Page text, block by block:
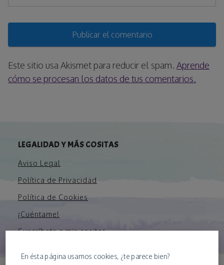
Este sitio usa Akismet para reducir el spam. Aprende
cómo se procesan los datos de tus comentarios.
LEGALIDAD Y MÁS COSITAS
Aviso Legal
Política de Privacidad
Política de Cookies
¡Cuéntame!
Suscríbete a mis cositas
En ésta página usamos cookies, ¿te parece bien?